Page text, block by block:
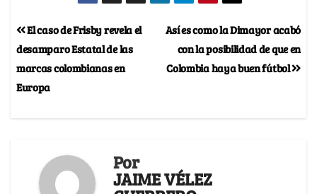
Así es como la Dimayor acabó
con la posibilidad de que en
Colombia haya buen fútbol
El caso de Frisby revela el
desamparo Estatal de las
marcas colombianas en
Europa
Por
JAIME VÉLEZ